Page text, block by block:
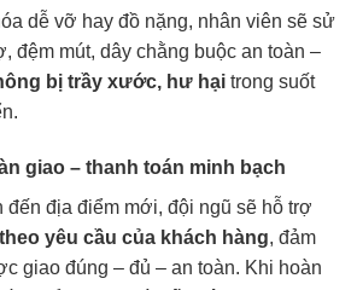
dễ vỡ hay đồ nặng, nhân viên sẽ sử
đệm mút, dây chằng buộc an toàn –
bị trầy xước, hư hại trong suốt
giao – thanh toán minh bạch
đến địa điểm mới, đội ngũ sẽ hỗ trợ
yêu cầu của khách hàng, đảm
giao đúng – đủ – an toàn. Khi hoàn